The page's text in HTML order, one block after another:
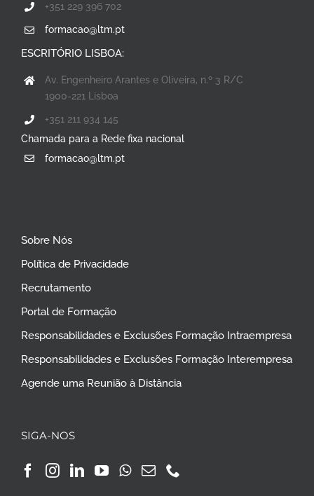
+351 229 396 702
formacao@ltm.pt
ESCRITÓRIO LISBOA:
Av. Engenheiro Arantes e Oliveira, n.º 3 R/C
1900-221 Lisboa
+351 211 934 145
Chamada para a Rede fixa nacional
formacao@ltm.pt
Sobre Nós
Política de Privacidade
Recrutamento
Portal de Formação
Responsabilidades e Exclusões Formação Intraempresa
Responsabilidades e Exclusões Formação Interempresa
Agende uma Reunião à Distância
SIGA-NOS